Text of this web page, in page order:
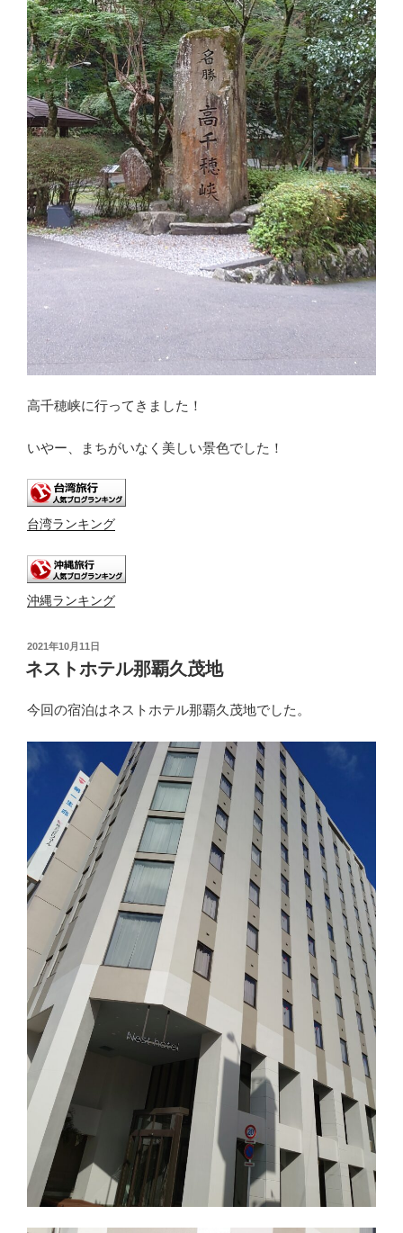
高千穂峡に行ってきました！
いやー、まちがいなく美しい景色でした！
台湾ランキング
沖縄ランキング
投
稿
日:
2021年10月11日
ネストホテル那覇久茂地
今回の宿泊はネストホテル那覇久茂地でした。